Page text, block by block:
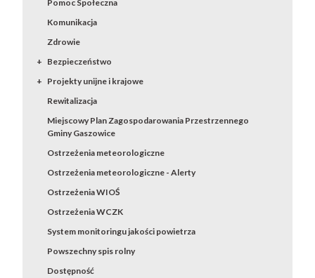
Pomoc Społeczna
Komunikacja
Zdrowie
Bezpieczeństwo
Projekty unijne i krajowe
Rewitalizacja
Miejscowy Plan Zagospodarowania Przestrzennego
Gminy Gaszowice
Ostrzeżenia meteorologiczne
Ostrzeżenia meteorologiczne - Alerty
Ostrzeżenia WIOŚ
Ostrzeżenia WCZK
System monitoringu jakości powietrza
Powszechny spis rolny
Dostępność